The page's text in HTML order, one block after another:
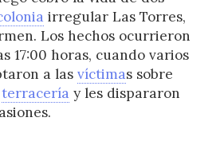
irregular Las Torres,
Los hechos ocurrieron
17:00 horas, cuando varios
a las víctimas sobre
terracería y les dispararon